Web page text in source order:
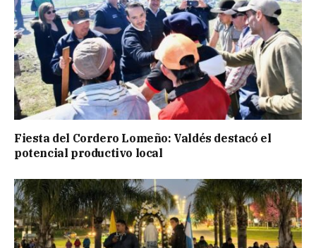
Fiesta del Cordero Lomeño: Valdés destacó el
potencial productivo local